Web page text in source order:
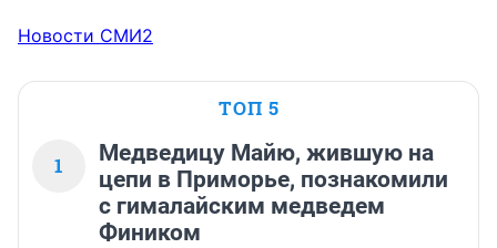
Новости СМИ2
ТОП 5
1
Медведицу Майю, жившую на
цепи в Приморье, познакомили
с гималайским медведем
Фиником